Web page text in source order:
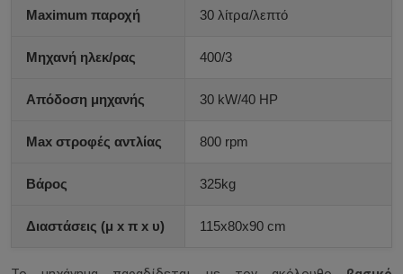
Maximum παροχή 30 λίτρα/λεπτό
Μηχανή ηλεκ/ρας 400/3
Απόδοση μηχανής 30 kW/40 HP
Max στροφές αντλίας 800 rpm
Βάρος 325kg
Διαστάσεις (μ x π x υ) 115x80x90 cm